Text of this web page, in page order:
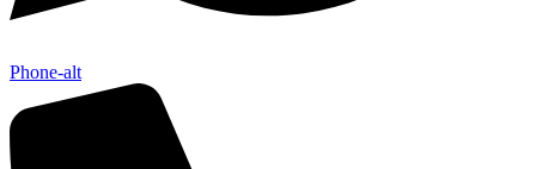
Phone-alt